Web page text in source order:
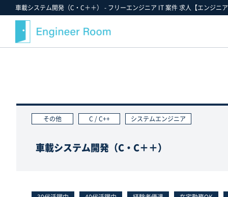
車載システム開発（C・C＋＋） - フリーエンジニア IT 案件 求人【エンジ
金額から探す
職種から探す
案件決定速報
エンジニアルームからのお知らせ
就業までのフロー
支援実績
その他 C / C++ システムエンジニア
車載システム開発（C・C＋＋）